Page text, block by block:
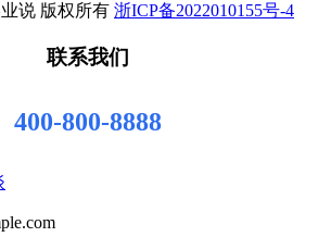
说 版权所有 浙ICP备2022010155号-4
联系我们
400-800-8888